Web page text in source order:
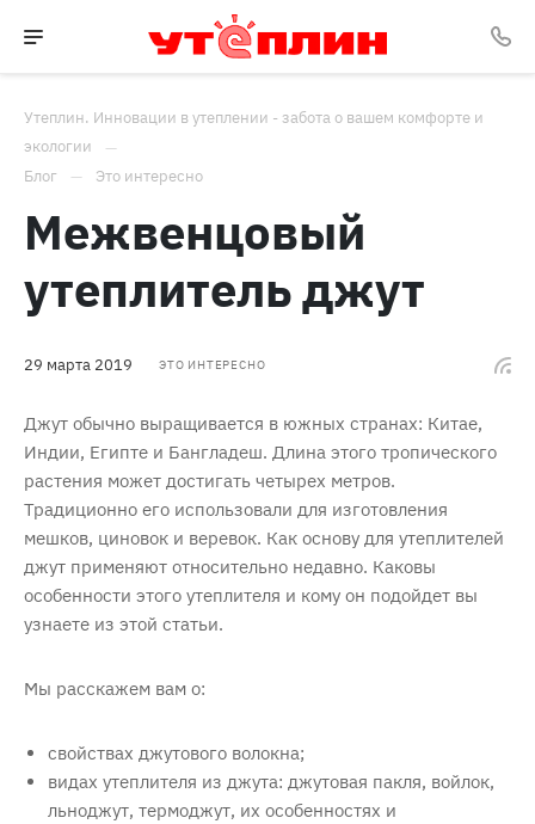
Утеплин. Инновации в утеплении - забота о вашем комфорте и
экологии
Блог
Это интересно
Межвенцовый
утеплитель джут
29 марта 2019 ЭТО ИНТЕРЕСНО
Джут обычно выращивается в южных странах: Китае,
Индии, Египте и Бангладеш. Длина этого тропического
растения может достигать четырех метров.
Традиционно его использовали для изготовления
мешков, циновок и веревок. Как основу для утеплителей
джут применяют относительно недавно. Каковы
особенности этого утеплителя и кому он подойдет вы
узнаете из этой статьи.
Мы расскажем вам о:
свойствах джутового волокна;
видах утеплителя из джута: джутовая пакля, войлок,
льноджут, термоджут, их особенностях и